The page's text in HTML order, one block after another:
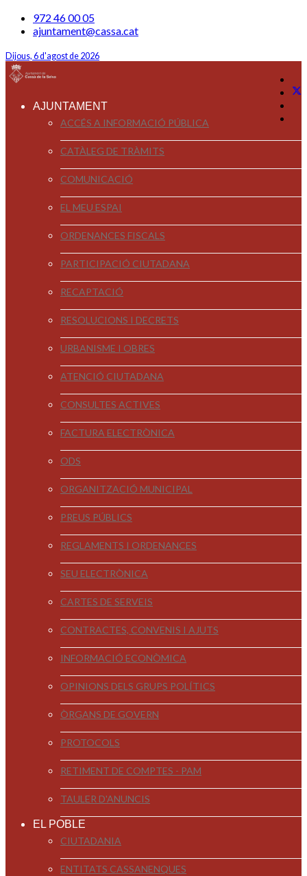
972 46 00 05
ajuntament@cassa.cat
Dijous, 6 d'agost de 2026
AJUNTAMENT
ACCÉS A INFORMACIÓ PÚBLICA
CATÀLEG DE TRÀMITS
COMUNICACIÓ
EL MEU ESPAI
ORDENANCES FISCALS
PARTICIPACIÓ CIUTADANA
RECAPTACIÓ
RESOLUCIONS I DECRETS
URBANISME I OBRES
ATENCIÓ CIUTADANA
CONSULTES ACTIVES
FACTURA ELECTRÒNICA
ODS
ORGANITZACIÓ MUNICIPAL
PREUS PÚBLICS
REGLAMENTS I ORDENANCES
SEU ELECTRÒNICA
CARTES DE SERVEIS
CONTRACTES, CONVENIS I AJUTS
INFORMACIÓ ECONÒMICA
OPINIONS DELS GRUPS POLÍTICS
ÒRGANS DE GOVERN
PROTOCOLS
RETIMENT DE COMPTES - PAM
TAULER D'ANUNCIS
EL POBLE
CIUTADANIA
ENTITATS CASSANENQUES